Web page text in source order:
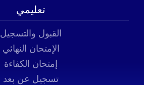
تعليمي
القبول والتسجيل
الإمتحان النهائي
إمتحان الكفاءة
تسجيل عن بعد